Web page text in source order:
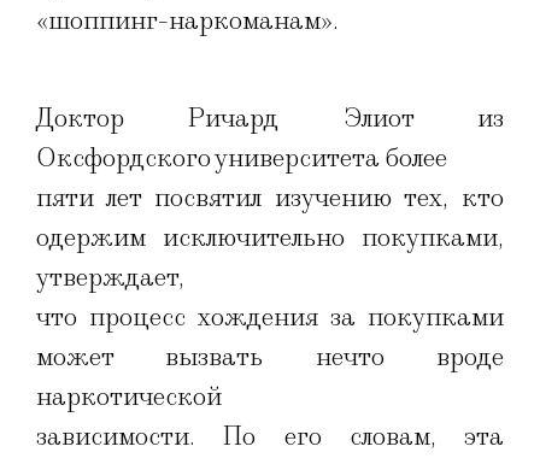
«шоппинг-наркоманам».
Доктор Ричард Элиот из
Оксфордского университета более
пяти лет посвятил изучению тех, кто
одержим исключительно покупками,
утверждает,
что процесс хождения за покупками
может вызвать нечто вроде
наркотической
зависимости. По его словам, эта